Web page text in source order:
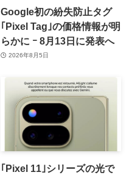
Google初の紛失防止タグ
｢Pixel Tag｣の価格情報が明
らかに ｰ 8月13日に発表へ
2026年8月5日
｢Pixel 11｣シリーズの光で